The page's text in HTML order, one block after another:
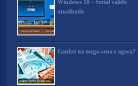
Windows 10 – Serial válido
atualizado
Ganhei na mega-sena e agora?